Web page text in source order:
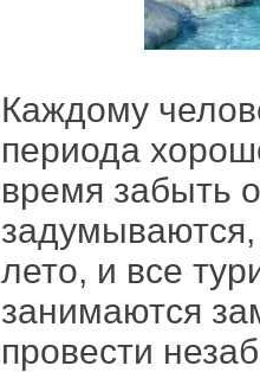
Каждому
периода
время забыть
задумываются,
лето, и все
занимаются
провести